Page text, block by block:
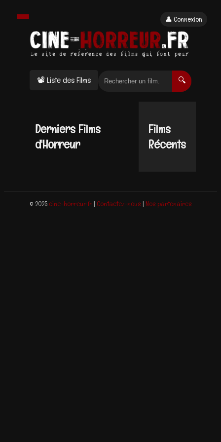
📽 Liste des Films 🔍
👤 Connexion
Derniers Films
d'Horreur
Films
Récents
© 2025 cine-horreur.fr| Contactez-nous| Nos partenaires